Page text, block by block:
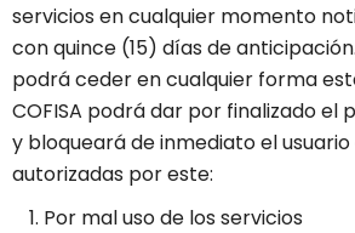
servicios en cualquier momento
con quince (15) días de anticipación.
podrá ceder en cualquier forma
COFISA podrá dar por finalizado
y bloqueará de inmediato el
autorizadas por este:
Por mal uso de los servicios